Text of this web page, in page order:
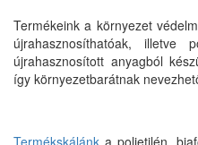
Termékeink a környezet
újrahasznosíthatóak, illetve
újrahasznosított anyagból
így környezetbarátnak
Termékskálánk a polietilén,